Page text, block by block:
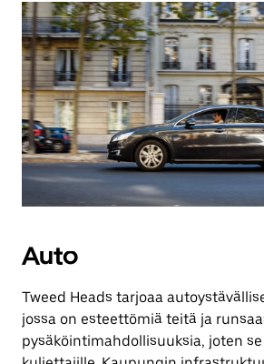
Auto
Tweed Heads tarjoaa
jossa on esteettömiä teitä ja
pysäköintimahdollisuuksia, joten